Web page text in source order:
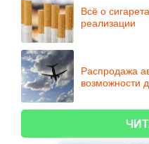
Всё о
реализации
Распродажа
возможности